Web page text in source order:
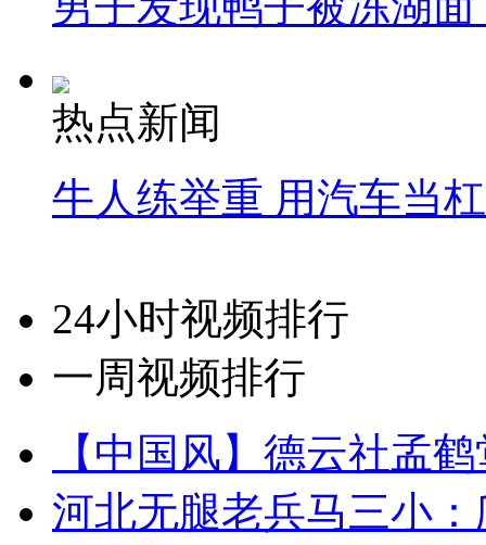
热点新闻
牛人练举重 用汽车当
24小时视频排行
一周视频排行
【中国风】德云社孟
河北无腿老兵马三小